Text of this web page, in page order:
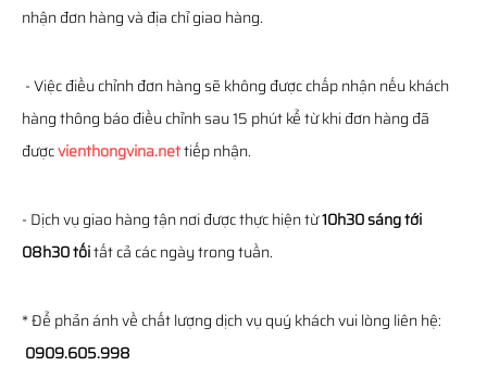
nhận đơn hàng và địa chỉ giao hàng.
- Việc điều chỉnh đơn hàng sẽ không được chấp nhận nếu khách
hàng thông báo điều chỉnh sau 15 phút kể từ khi đơn hàng đã
đượcvienthongvina.nettiếp nhận.
- Dịch vụ giao hàng tận nơi được thực hiện từ10h30 sáng tới
08h30 tốitất cả các ngày trong tuần.
* Để phản ánh về chất lượng dịch vụ quý khách vui lòng liên hệ:
0909.605.998